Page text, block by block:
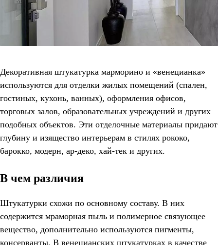
Декоративная штукатурка марморино и «венецианка»
используются для отделки жилых помещений (спален,
гостиных, кухонь, ванных), оформления офисов,
торговых залов, образовательных учреждений и других
подобных объектов. Эти отделочные материалы придают
глубину и изящество интерьерам в стилях рококо,
барокко, модерн, ар-деко, хай-тек и других.
В чем различия
Штукатурки схожи по основному составу. В них
содержится мраморная пыль и полимерное связующее
вещество, дополнительно используются пигменты,
консерванты. В венецианских штукатурках в качестве